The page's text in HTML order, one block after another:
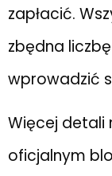
zapłacić.
zbędna
wprowadzić
Więcej detali
oficjalnym